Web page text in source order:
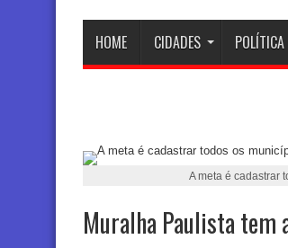
HOME CIDADES POLÍTICA
A meta é cadastrar
Muralha Paulista